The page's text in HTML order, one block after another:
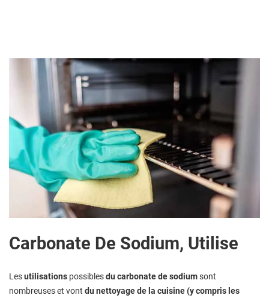
Carbonate De Sodium, Utilise
Lesutilisations possiblesdu carbonate de sodiumsont
nombreuses et vont du nettoyage de la cuisine (y compris les